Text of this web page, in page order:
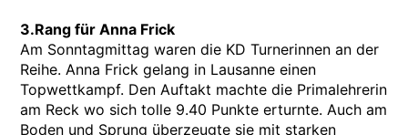
3.Rang für Anna Frick
Am Sonntagmittag waren die KD Turnerinnen an der
Reihe. Anna Frick gelang in Lausanne einen
Topwettkampf. Den Auftakt machte die Primalehrerin
am Reck wo sich tolle 9.40 Punkte erturnte. Auch am
Boden und Sprung überzeugte sie mit starken